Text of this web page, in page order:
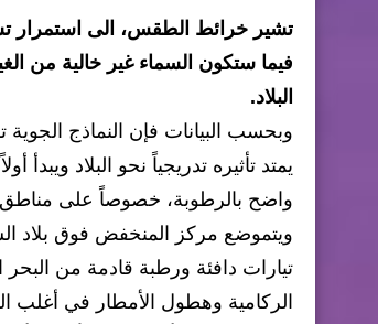
فيما ستكون السماء غير خالية من
البلاد.
يمتد تأثيره تدريجياً نحو البلاد
واضح بالرطوبة، خصوصاً على مناطق
ويتموضع مركز المنخفض فوق بلاد
تيارات دافئة ورطبة قادمة من
الركامية وهطول الأمطار في أغلب